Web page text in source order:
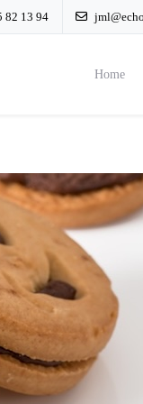
82 13 94
Home